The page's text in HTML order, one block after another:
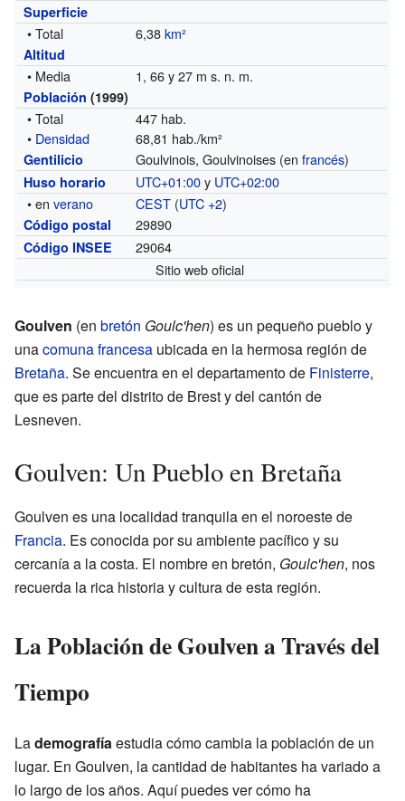
Superficie
• Total 6,38km²
Altitud
• Media 1, 66 y 27 m s. n. m.
Población (1999)
• Total
447 hab.
• Densidad 68,81 hab./km²
Gentilicio Goulvinois, Goulvinoises (enfrancés)
Huso horario UTC+01:00y UTC+02:00
• enverano CEST (UTC +2)
Código postal 29890
Código INSEE
29064
Sitio web oficial
Goulven (en bretón Goulc'hen) es un pequeño pueblo y
unacomuna francesa ubicada en la hermosa región de
Bretaña. Se encuentra en el departamento de Finisterre,
que es parte del distrito de Brest y del cantón de
Lesneven.
Goulven: Un Pueblo en Bretaña
Goulven es una localidad tranquila en el noroeste de
Francia. Es conocida por su ambiente pacífico y su
cercanía a la costa. El nombre en bretón, Goulc'hen, nos
recuerda la rica historia y cultura de esta región.
La Población de Goulven a Través del
Tiempo
Lademografíaestudia cómo cambia la población de un
lugar. En Goulven, la cantidad de habitantes ha variado a
lo largo de los años. Aquí puedes ver cómo ha